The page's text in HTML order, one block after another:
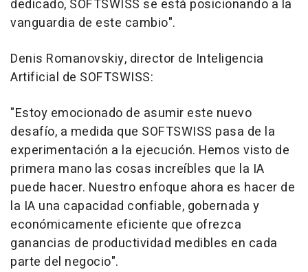
dedicado, SOFTSWISS se está posicionando a la
vanguardia de este cambio".
Denis Romanovskiy, director de Inteligencia
Artificial de SOFTSWISS:
"Estoy emocionado de asumir este nuevo
desafío, a medida que SOFTSWISS pasa de la
experimentación a la ejecución. Hemos visto de
primera mano las cosas increíbles que la IA
puede hacer. Nuestro enfoque ahora es hacer de
la IA una capacidad confiable, gobernada y
económicamente eficiente que ofrezca
ganancias de productividad medibles en cada
parte del negocio".